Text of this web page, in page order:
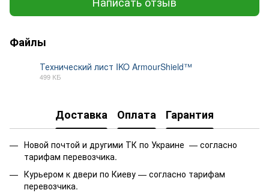
Файлы
Технический лист IKO ArmourShield™
499 КБ
Доставка Оплата Гарантия
Новой почтой и другими ТК по Украине — согласно
тарифам перевозчика.
Курьером к двери по Киеву — согласно тарифам
перевозчика.